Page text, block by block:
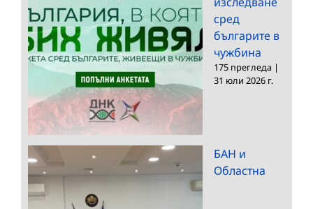
сред
българите в
чужбина
175 прегледа |
31 юли 2026 г.
БАН и
Областна